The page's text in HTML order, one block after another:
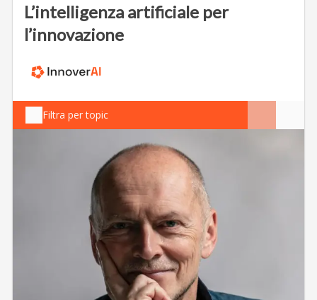
L’intelligenza artificiale per
l’innovazione
Filtra per topic